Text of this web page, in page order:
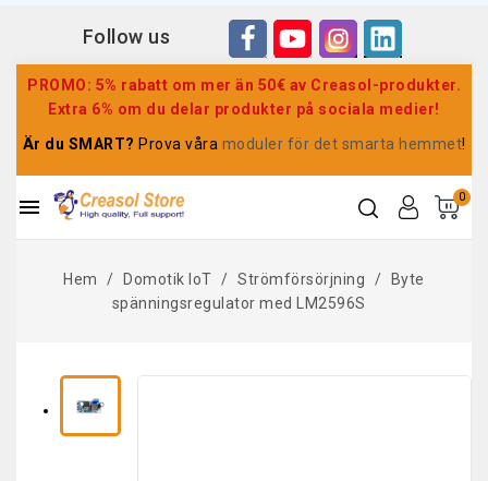
Follow us
PROMO: 5% rabatt om mer än 50€ av Creasol-produkter.
Extra 6% om du delar produkter på sociala medier!
Är du SMART? Prova våra moduler för det smarta hemmet!
0

Hem Domotik IoT Strömförsörjning
Byte
spänningsregulator med LM2596S